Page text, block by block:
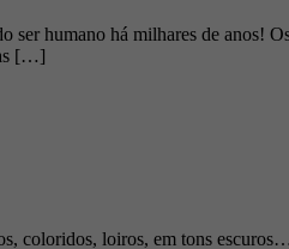
ser humano há milhares de anos!
[…]
coloridos, loiros, em tons